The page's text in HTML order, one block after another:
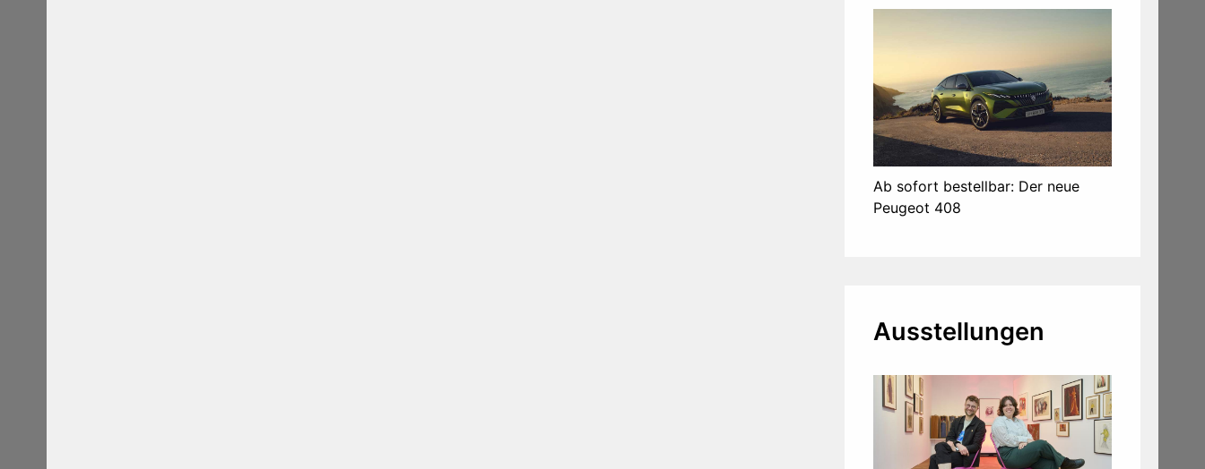
Ab sofort bestellbar: Der neue
Peugeot 408
Ausstellungen